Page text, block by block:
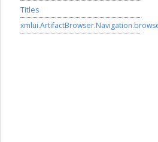
Titles